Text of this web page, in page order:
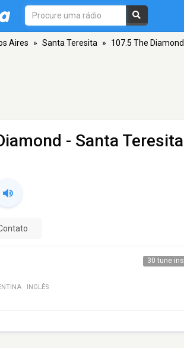
Aires » Santa Teresita » 107.5 The Diamond
- Santa Teresita
30 tune ins
· INGLÊS